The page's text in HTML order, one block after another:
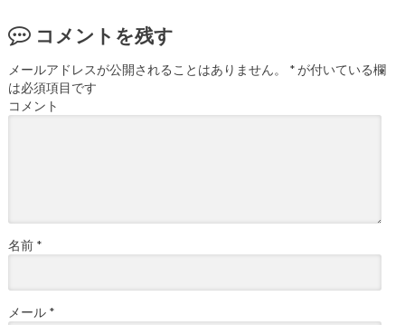
コメントを残す
メールアドレスが公開されることはありません。 *が付いている欄
は必須項目です
コメント
名前 *
メール *